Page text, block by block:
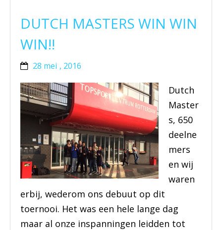
PRAKTISCHE ZELFVERDEDIGINGSCURSUS
DUTCH MASTERS WIN WIN
WIN!!
28 mei , 2016
Dutch
Master
s, 650
deelne
mers
en wij
waren
erbij, wederom ons debuut op dit
toernooi. Het was een hele lange dag
maar al onze inspanningen leidden tot